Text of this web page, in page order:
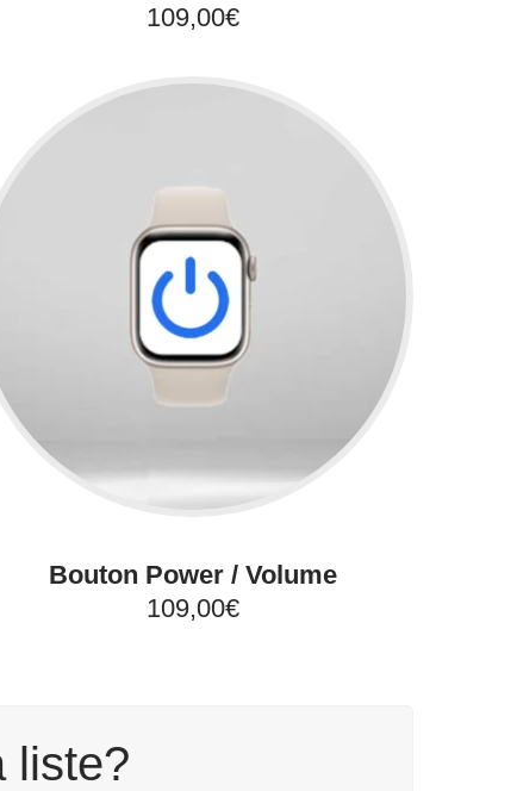
109,00€
Bouton Power / Volume
109,00€
liste?